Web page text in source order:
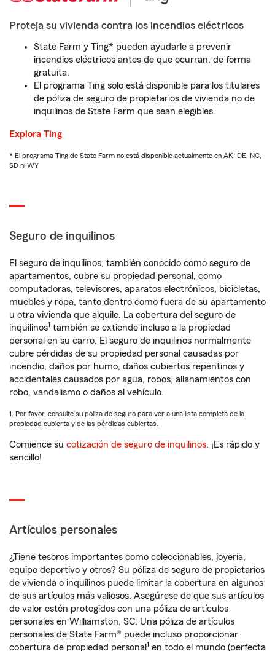
Proteja su vivienda contra los incendios eléctricos
State Farm y Ting* pueden ayudarle a prevenir
incendios eléctricos antes de que ocurran, de forma
gratuita.
El programa Ting solo está disponible para los titulares
de póliza de seguro de propietarios de vivienda no de
inquilinos de State Farm que sean elegibles.
Explora Ting
* El programa Ting de State Farm no está disponible actualmente en AK, DE, NC,
SD ni WY
Seguro de inquilinos
El seguro de inquilinos, también conocido como seguro de
apartamentos, cubre su propiedad personal, como
computadoras, televisores, aparatos electrónicos, bicicletas,
muebles y ropa, tanto dentro como fuera de su apartamento
u otra vivienda que alquile. La cobertura del seguro de
inquilinos1 también se extiende incluso a la propiedad
personal en su carro. El seguro de inquilinos normalmente
cubre pérdidas de su propiedad personal causadas por
incendio, daños por humo, daños cubiertos repentinos y
accidentales causados por agua, robos, allanamientos con
robo, vandalismo o daños al vehículo.
1. Por favor, consulte su póliza de seguro para ver a una lista completa de la
propiedad cubierta y de las pérdidas cubiertas.
Comience su cotización de seguro de inquilinos. ¡Es rápido y
sencillo!
Artículos personales
¿Tiene tesoros importantes como coleccionables, joyería,
equipo deportivo y otros? Su póliza de seguro de propietarios
de vivienda o inquilinos puede limitar la cobertura en algunos
de sus artículos más valiosos. Asegúrese de que sus artículos
de valor estén protegidos con una póliza de artículos
personales en Williamston, SC. Una póliza de artículos
personales de State Farm® puede incluso proporcionar
cobertura de propiedad personal 1 en todo el mundo (perfecta